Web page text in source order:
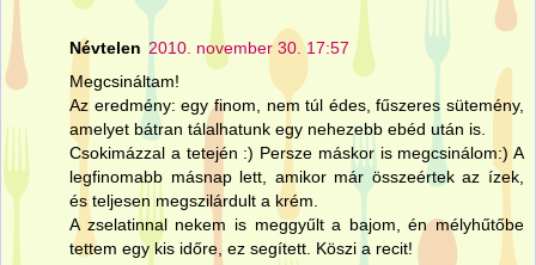
Névtelen 2010. november 30. 17:57
Megcsináltam!
Az eredmény: egy finom, nem túl édes, fűszeres sütemény,
amelyet bátran tálalhatunk egy nehezebb ebéd után is.
Csokimázzal a tetején :) Persze máskor is megcsinálom:) A
legfinomabb másnap lett, amikor már összeértek az ízek,
és teljesen megszilárdult a krém.
A zselatinnal nekem is meggyűlt a bajom, én mélyhűtőbe
tettem egy kis időre, ez segített. Köszi a recit!